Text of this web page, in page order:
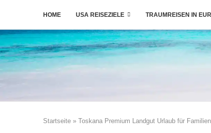
HOME USA REISEZIELE TRAUMREISEN IN
Startseite » Toskana Premium Landgut Urlaub für